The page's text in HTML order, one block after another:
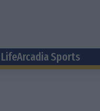
Arcadia Sports